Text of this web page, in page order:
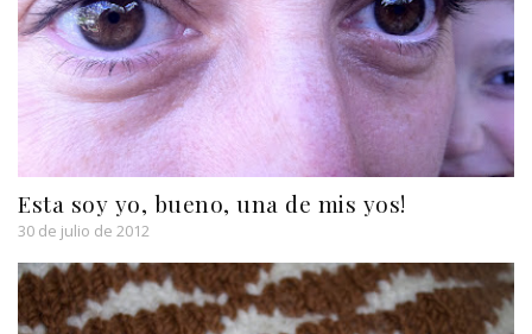
Esta soy yo, bueno, una de mis yos!
30 de julio de 2012